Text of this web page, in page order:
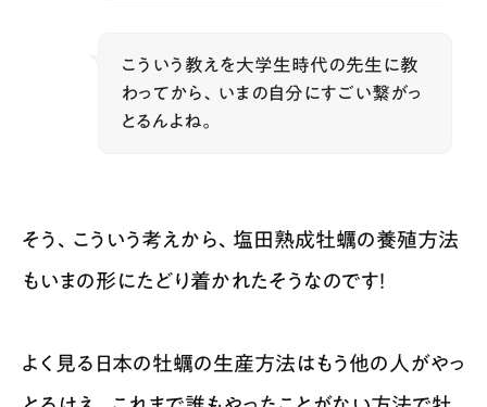
こういう教えを大学生時代の先生に教
わってから、いまの自分にすごい繋がっ
とるんよね。
そう、こういう考えから、塩田熟成牡蠣の養殖方法
もいまの形にたどり着かれたそうなのです！
よく見る日本の牡蠣の生産方法はもう他の人がやっ